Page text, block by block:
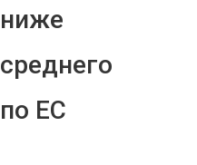
ниже
среднего
по ЕС